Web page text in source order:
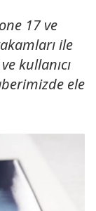
17 ve
ile
kullanıcı
ele